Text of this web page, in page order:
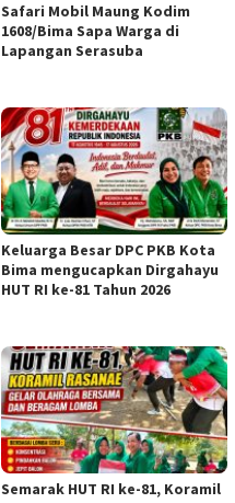
Safari Mobil Maung Kodim
1608/Bima Sapa Warga di
Lapangan Serasuba
Keluarga Besar DPC PKB Kota
Bima mengucapkan Dirgahayu
HUT RI ke-81 Tahun 2026
Semarak HUT RI ke-81, Koramil